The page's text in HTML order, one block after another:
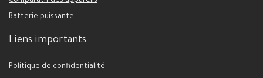
Batterie puissante
Liens importants
Politique de confidentialité